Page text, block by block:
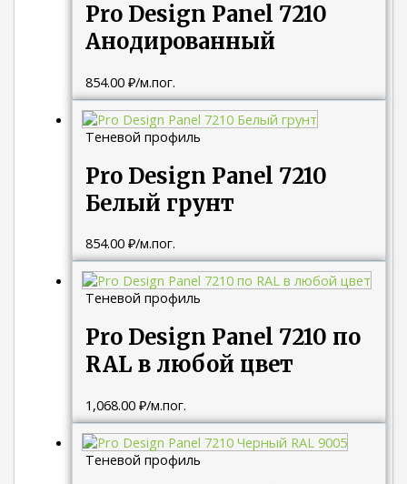
Pro Design Panel 7210
Анодированный
854.00₽/м.пог.
Теневой профиль
Pro Design Panel 7210
Белый грунт
854.00₽/м.пог.
Теневой профиль
Pro Design Panel 7210 по
RAL в любой цвет
1,068.00₽/м.пог.
Теневой профиль